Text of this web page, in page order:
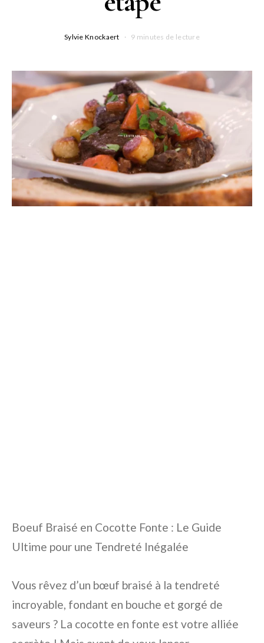
Sylvie Knockaert 9 minutes de lecture
Boeuf Braisé en Cocotte Fonte : Le Guide
Ultime pour une Tendreté Inégalée
Vous rêvez d’un bœuf braisé à la tendreté
incroyable, fondant en bouche et gorgé de
saveurs ? La cocotte en fonte est votre alliée